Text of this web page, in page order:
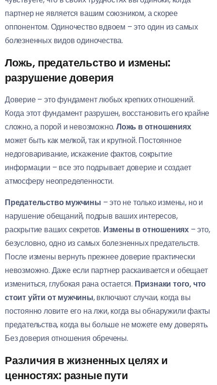
партнер не является вашим союзником, а скорее
оппонентом. Одиночество вдвоем – это один из самых
болезненных видов одиночества.
Ложь, предательство и измены:
разрушение доверия
Доверие – это фундамент любых крепких отношений.
Когда этот фундамент разрушен, восстановить его крайне
сложно, а порой и невозможно.Ложь в отношениях
может быть как мелкой, так и крупной. Постоянное
недоговаривание, искажение фактов, сокрытие
информации – все это подрывает доверие и создает
атмосферу неопределенности.
Предательство мужчины – это не только измены, но и
нарушение обещаний, подрыв ваших интересов,
раскрытие ваших секретов. Измены в отношениях – это,
безусловно, одно из самых болезненных предательств.
После измены вернуть прежнее доверие практически
невозможно. Даже если партнер раскаивается и обещает
измениться, глубокая рана остается. Признаки того, что
стоит уйти от мужчины, включают случаи, когда вы
постоянно ловите его на лжи, когда вы обнаружили факты
предательства, когда вы больше не можете ему доверять.
Без доверия отношения обречены.
Различия в жизненных целях и
ценностях: разные пути